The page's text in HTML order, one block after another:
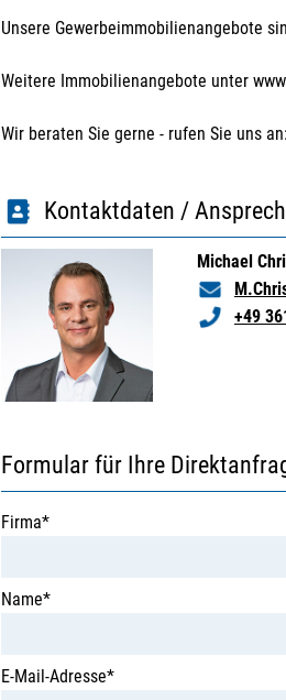
Unsere Gewerbeimmobilienangebote
Weitere Immobilienangebote unter
Wir beraten Sie gerne - rufen Sie uns
Kontaktdaten /
Michael
+49
Formular für Ihre
Firma*
Name*
E-Mail-Adresse*